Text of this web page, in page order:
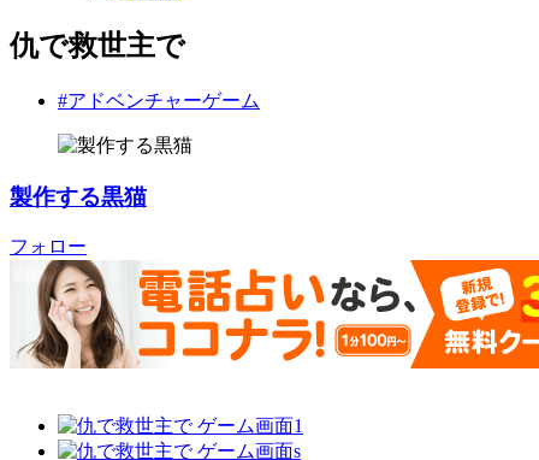
仇で救世主で
#アドベンチャーゲーム
製作する黒猫
フォロー